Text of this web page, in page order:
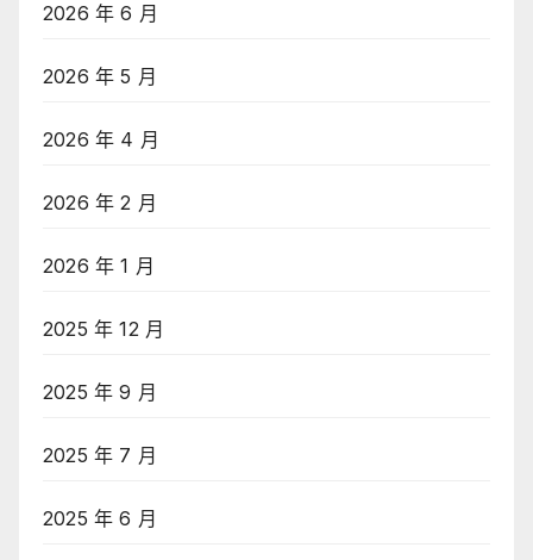
2026 年 6 月
2026 年 5 月
2026 年 4 月
2026 年 2 月
2026 年 1 月
2025 年 12 月
2025 年 9 月
2025 年 7 月
2025 年 6 月